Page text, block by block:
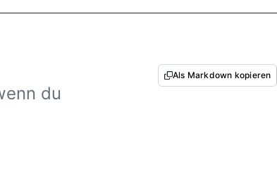
du
Als Markdown kopieren